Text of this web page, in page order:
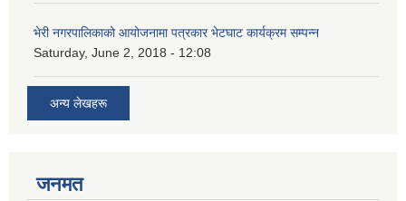
भेरी नगरपालिकाको आयोजनामा पत्रकार भेटघाट कार्यक्रम सम्पन्न
Saturday, June 2, 2018 - 12:08
अन्य लेखहरू
जनमत